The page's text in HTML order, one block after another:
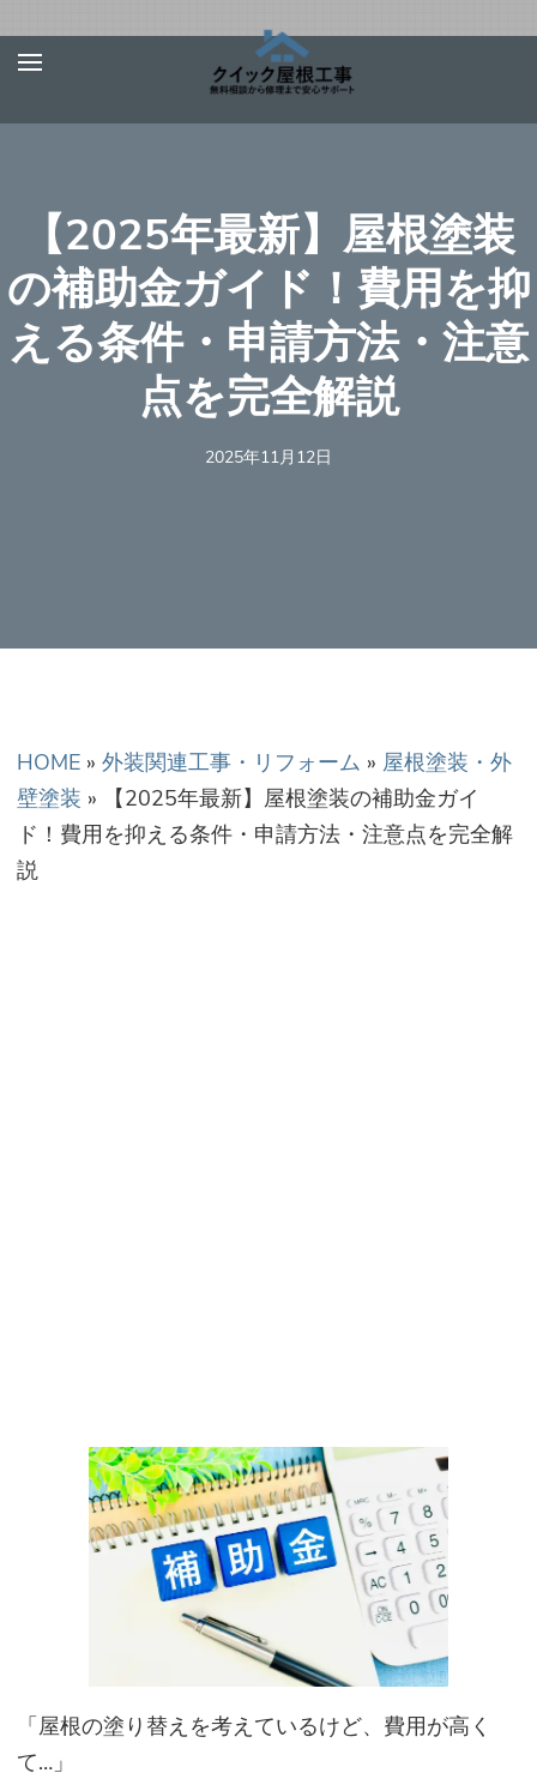
Skip
content
雨漏りの修理
樋、雨漏りの修理を
行う地元の優良工事
業者を完全無料でご
紹介！あらゆる屋根
材（瓦、スレート、
板金、トタン、コロ
【2025年最新】屋根塗装
の補助金ガイド！費用を抑
える条件・申請方法・注意
点を完全解説
2025年11月12日
HOME » 外装関連工事・リフォーム » 屋根塗装・外
壁塗装 » 【2025年最新】屋根塗装の補助金ガイ
ド！費用を抑える条件・申請方法・注意点を完全解
説
「屋根の塗り替えを考えているけど、費用が高く
て…」